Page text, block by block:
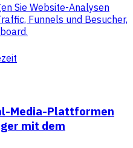
Sie Website-Analysen
Funnels und Besucher,
Media-Plattformen
mit dem